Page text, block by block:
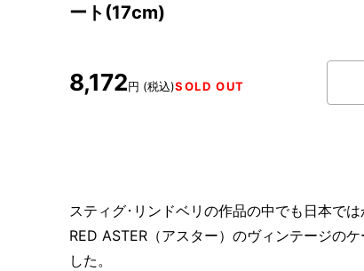
ート(17cm)
8,172円 (税込)SOLD OUT
スティグ･リンドベリの作品の中でも日本で
RED ASTER（アスター）のヴィンテージの
した。